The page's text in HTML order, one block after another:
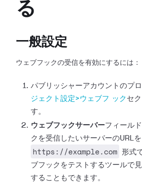
る
一般設定
ウェブフックの受信を有効にするには：
パブリッシャーアカウントのプロ
ジェクト設定>ウェブフ ック セ
す。
ウェブフックサーバーフィール
クを受信したいサーバーのURLを
https://example.com 形式
ブフックをテストするツールで
することもできます。